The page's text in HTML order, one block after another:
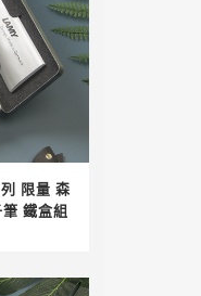
限量 森
鐵盒組